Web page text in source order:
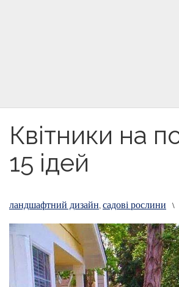
Квітники на
15 ідей
ландшафтний дизайн,садові рослини \